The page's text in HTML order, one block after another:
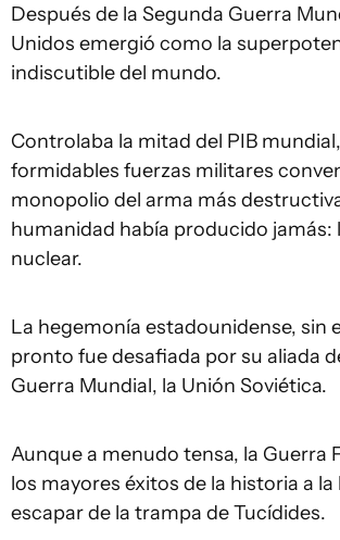
Después de la Segunda Guerra
Unidos emergió como la
indiscutible del mundo.
Controlaba la mitad del PIB
formidables fuerzas militares
monopolio del arma más
humanidad había producido jamás:
nuclear.
La hegemonía estadounidense, sin
pronto fue desafiada por su aliada
Guerra Mundial, la Unión Soviética.
Aunque a menudo tensa, la Guerra
los mayores éxitos de la historia a la
escapar de la trampa de Tucídides.